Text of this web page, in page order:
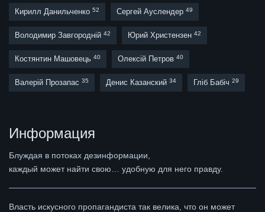
Кирилл Данильченко 52 Сергей Ауслендер 49
Володимир Завгородній 42 Юрий Христензен 42
Костянтин Машовець 40 Олексій Петров 40
Валерій Прозапас 35 Денис Казанский 34 Гліб Бабіч 29
Информация
Блуждая в потоках дезинформации,
каждый может найти свою… удобную для него правду.
Власть искусного пропагандиста так велика, что он может